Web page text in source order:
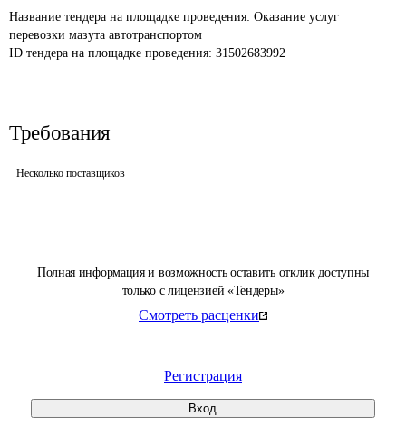
Полная информация и возможность оставить отклик доступны
только с лицензией «Тендеры»
Смотреть расценки
Регистрация
Вход
Название тендера на площадке проведения: Оказание услуг
перевозки мазута автотранспортом
ID тендера на площадке проведения: 31502683992
Требования
Несколько поставщиков